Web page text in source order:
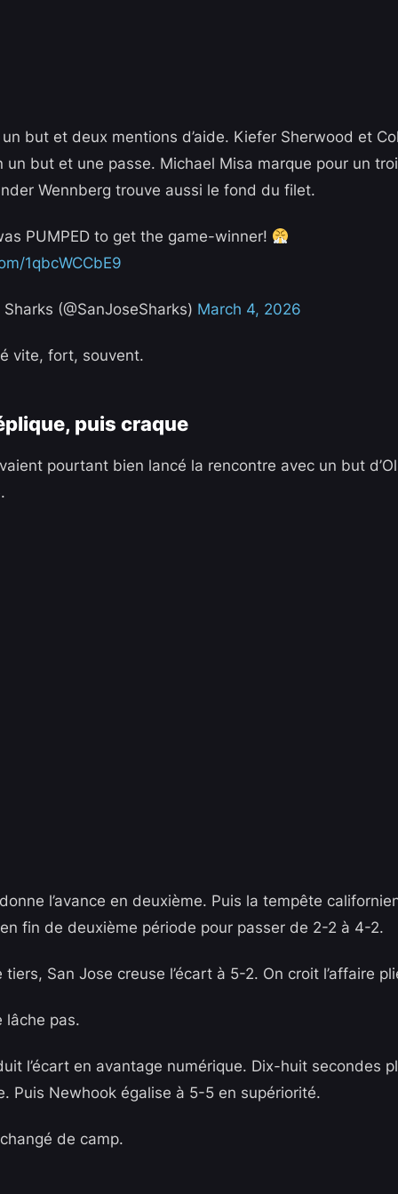
but et deux mentions d’aide. Kiefer Sherwood et
un but et une passe. Michael Misa marque pour un
Wennberg trouve aussi le fond du filet.
PUMPED to get the game-winner!
1qbcWCCbE9
(@SanJoseSharks) March 4, 2026
vite, fort, souvent.
puis craque
pourtant bien lancé la rencontre avec un but
l’avance en deuxième. Puis la tempête
fin de deuxième période pour passer de 2-2 à 4-2.
San Jose creuse l’écart à 5-2. On croit l’affaire
lâche pas.
l’écart en avantage numérique. Dix-huit secondes
Puis Newhook égalise à 5-5 en supériorité.
de camp.